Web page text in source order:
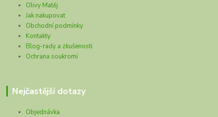
Olivy Matěj
Jak nakupovat
Obchodní podmínky
Kontakty
Blog-rady a zkušenosti
Ochrana soukromí
Nejčastější dotazy
Objednávka